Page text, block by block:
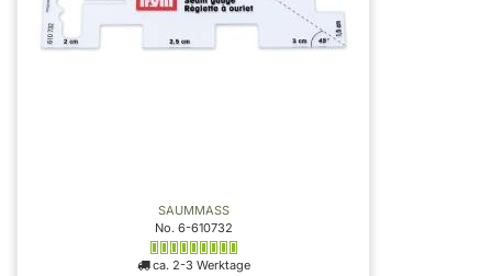
SAUMMASS
No. 6-610732
ca. 2-3 Werktage